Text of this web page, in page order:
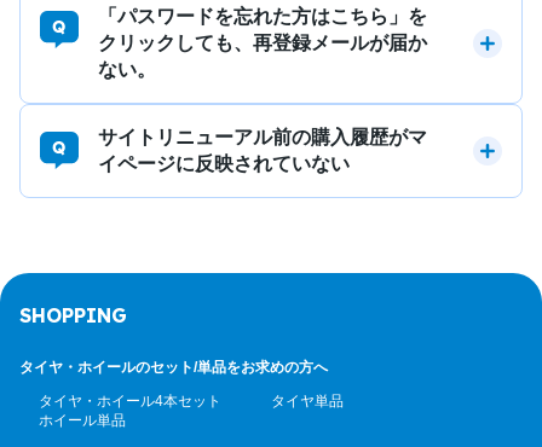
「パスワードを忘れた方はこちら」を
クリックしても、再登録メールが届か
ない。
サイトリニューアル前の購入履歴がマ
イページに反映されていない
SHOPPING
タイヤ・ホイールのセット/単品をお求めの方へ
タイヤ・ホイール4本セット
タイヤ単品
ホイール単品